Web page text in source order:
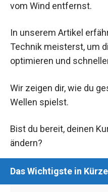
vom Wind entfernst.
In unserem Artikel
Technik meisterst, um
optimieren und
Wir zeigen dir, wie du
Wellen spielst.
Bist du bereit, deinen
ändern?